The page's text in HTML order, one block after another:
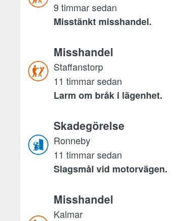
9 timmar sedan
Misstänkt misshandel.
Misshandel
Staffanstorp
11 timmar sedan
Larm om bråk i lägenhet.
Skadegörelse
Ronneby
11 timmar sedan
Slagsmål vid motorvägen.
Misshandel
Kalmar